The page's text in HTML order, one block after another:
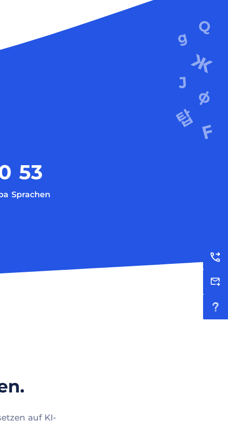
53
Sprachen
auf KI-